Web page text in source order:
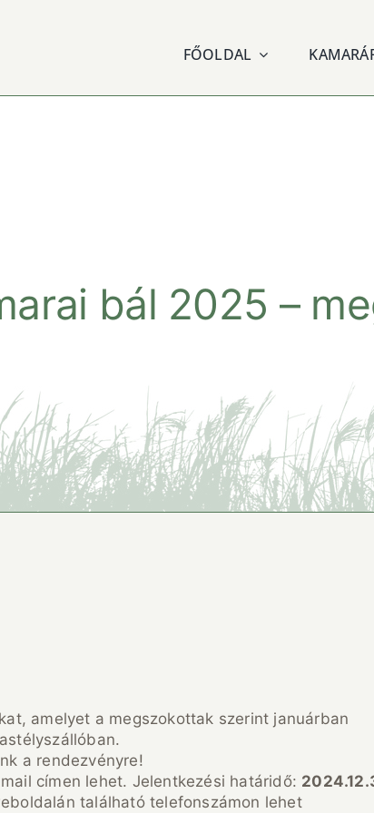
FŐOLDAL
bál 2025 –
amelyet a megszokottak szerint januárban
a rendezvényre!
címen lehet. Jelentkezési határidő:
található telefonszámon lehet